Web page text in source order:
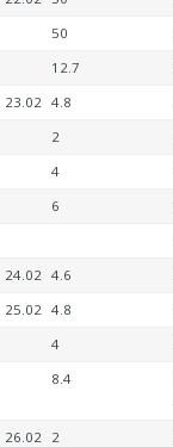
50
12.7
23.02 4.8
2
4
6
24.02 4.6
25.02 4.8
4
8.4
26.02 2